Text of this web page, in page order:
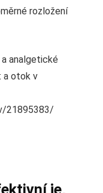
rozložení
analgetické
a otok v
21895383/